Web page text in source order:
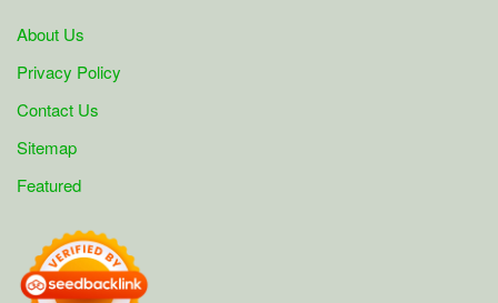
About Us
Privacy Policy
Contact Us
Sitemap
Featured